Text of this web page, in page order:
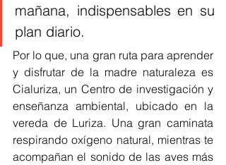
mañana, indispensables en su
plan diario.
Por lo que, una gran ruta para aprender
y disfrutar de la madre naturaleza es
Cialuriza, un Centro de investigación y
enseñanza ambiental, ubicado en la
vereda de Luriza. Una gran caminata
respirando oxígeno natural, mientras te
acompañan el sonido de las aves más